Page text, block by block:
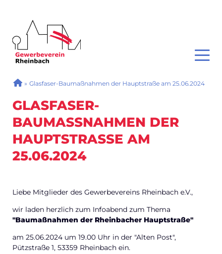
SIE SIND HIER
» Glasfaser-Baumaßnahmen der Hauptstraße am 25.06.2024
GLASFASER-
BAUMASSNAHMEN DER H
AUPTSTRASSE AM 25
.06.2024
Liebe Mitglieder des Gewerbevereins Rheinbach e.V.,
wir laden herzlich zum Infoabend zum Thema
"Baumaßnahmen der Rheinbacher Hauptstraße"
am 25.06.2024 um 19.00 Uhr in der "Alten Post",
Pützstraße 1, 53359 Rheinbach ein.